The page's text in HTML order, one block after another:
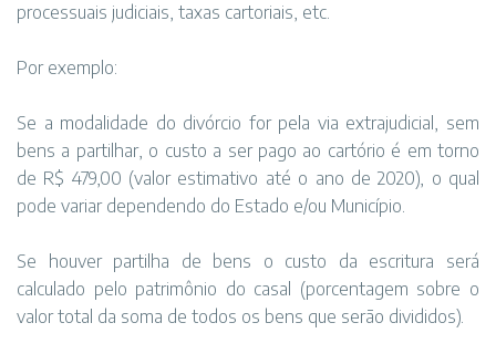
processuais judiciais, taxas cartoriais, etc.
Por exemplo:
Se a modalidade do divórcio for pela via extrajudicial, sem
bens a partilhar, o custo a ser pago ao cartório é em torno
de R$ 479,00 (valor estimativo até o ano de 2020), o qual
pode variar dependendo do Estado e/ou Município.
Se houver partilha de bens o custo da escritura será
calculado pelo patrimônio do casal (porcentagem sobre o
valor total da soma de todos os bens que serão divididos).